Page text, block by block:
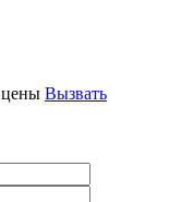
цены Вызвать